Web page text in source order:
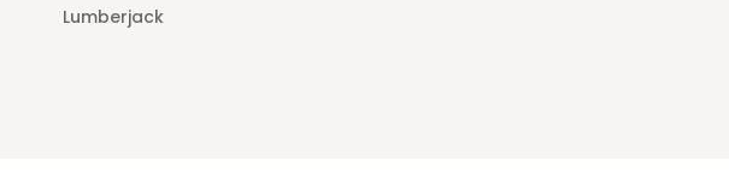
Lumberjack